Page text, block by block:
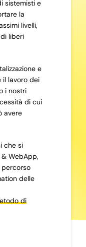
sistemisti e
la
livelli,
liberi
e
lavoro dei
i nostri
di cui
avere
che si
WebApp,
delle
di